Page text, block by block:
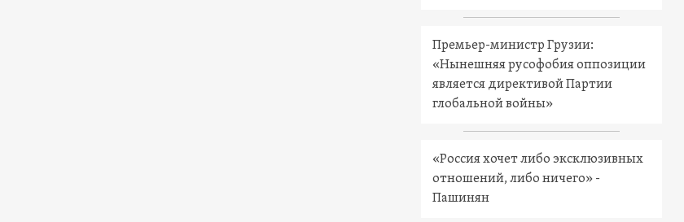
Премьер-министр Грузии:
«Нынешняя русофобия оппозиции
является директивой Партии
глобальной войны»
«Россия хочет либо эксклюзивных
отношений, либо ничего» -
Пашинян